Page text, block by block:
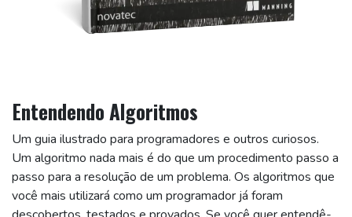
Entendendo Algoritmos
Um guia ilustrado para programadores e outros curiosos.
Um algoritmo nada mais é do que um procedimento passo a
passo para a resolução de um problema. Os algoritmos que
você mais utilizará como um programador já foram